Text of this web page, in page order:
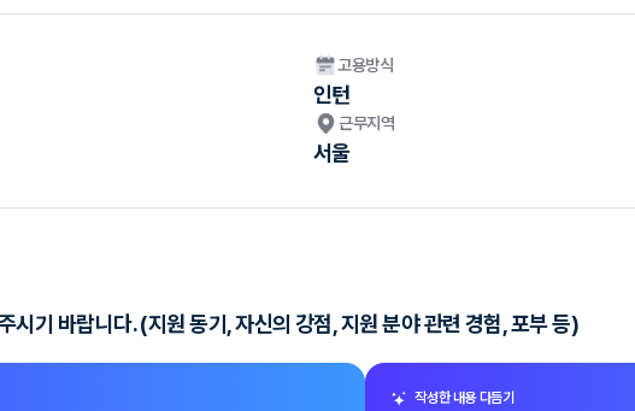
고용방식
인턴
근무지역
서울
기 바랍니다. (지원 동기, 자신의 강점, 지원 분야 관련 경험, 포부 등)
작성한 내용 다듬기